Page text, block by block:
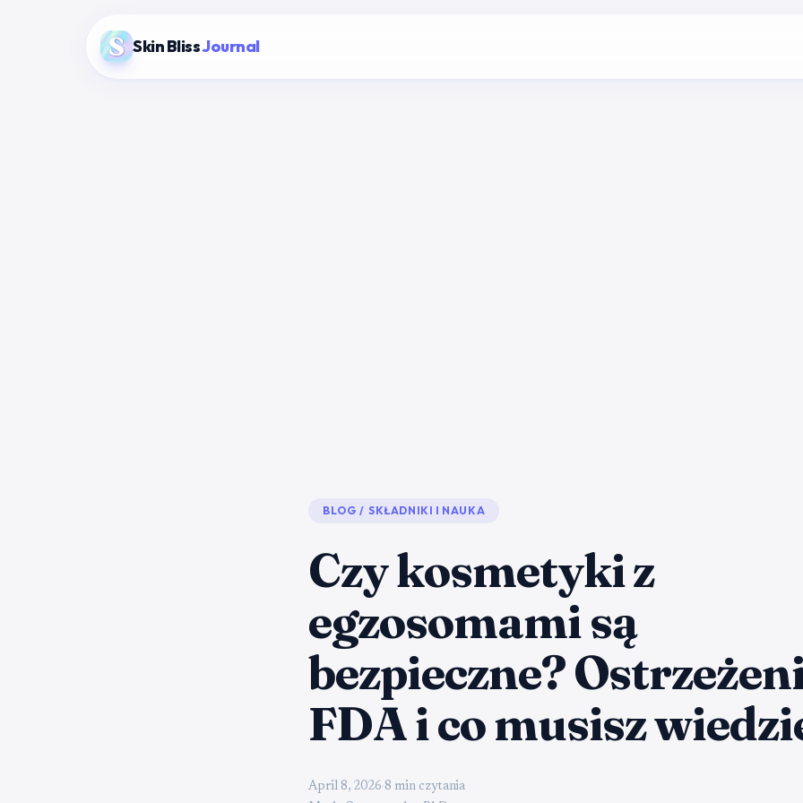
Skin BlissJournal
BLOG / SKŁADNIKI I NAUKA
Czy kosmetyki z
egzosomami są
bezpieczne?
FDA i co musisz
April 8, 2026·8 min czytania